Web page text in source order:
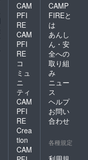
CAM
PFI
RE
CAM
PFI
RE
コ
ミュ
ニ
ティ
CAM
PFI
RE
Crea
tion
CAM
CAMP
FIREと
は
あんし
ん・安
全への
取り組
み
ニュー
ス
ヘルプ
お問い
合わせ
各種規定